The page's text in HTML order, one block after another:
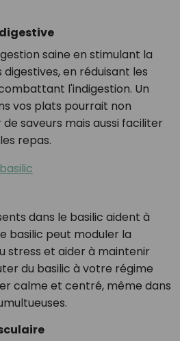
saine en stimulant la
en réduisant les
l'indigestion. Un
vos plats pourrait non
saveurs mais aussi faciliter
repas.
dans le basilic aident à
basilic peut moduler la
stress et aider à maintenir
du basilic à votre régime
calme et centré, même dans